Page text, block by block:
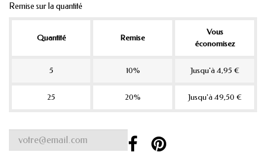
Remise sur la quantité
Quantité Remise
Vous
économisez
5 10% Jusqu'à 4,95 €
25 20% Jusqu'à 49,50 €